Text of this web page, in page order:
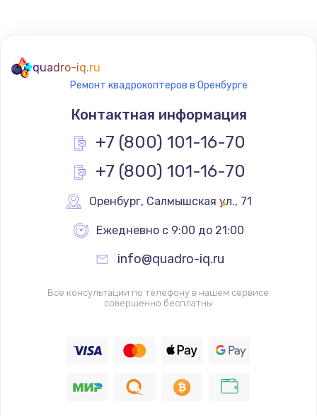
quadro-iq.ru
Ремонт квадрокоптеров в Оренбурге
Контактная информация
+7 (800) 101-16-70
+7 (800) 101-16-70
Оренбург, Салмышская ул., 71
Ежедневно с 9:00 до 21:00
info@quadro-iq.ru
Все консультации по телефону в нашем сервисе
совершенно бесплатны